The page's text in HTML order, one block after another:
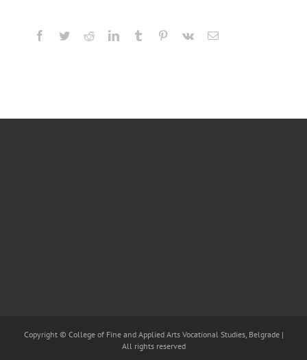
Facebook
TwitterRedditLinkedInTumblr Pinterest
Vk Email
Copyright © College of Fine and Applied Arts Vocational Studies, Belgrade |
All rights reserved